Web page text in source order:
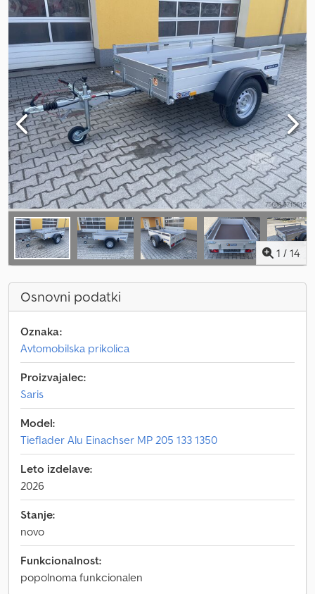
1 / 14
Osnovni podatki
Oznaka:
Avtomobilska prikolica
Proizvajalec:
Saris
Model:
Tieflader Alu Einachser MP 205 133 1350
Leto izdelave:
2026
Stanje:
novo
Funkcionalnost:
popolnoma funkcionalen